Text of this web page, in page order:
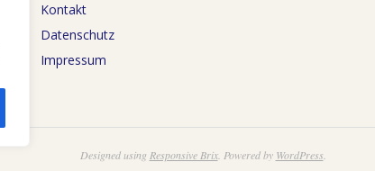
Kontakt
Datenschutz
Impressum
Designed using Responsive Brix. Powered by WordPress